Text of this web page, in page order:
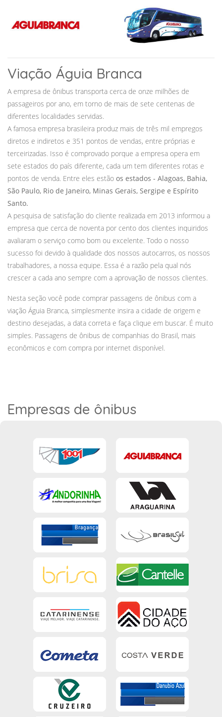
Viação Águia Branca
A empresa de ônibus transporta cerca de onze milhões de
passageiros por ano, em torno de mais de sete centenas de
diferentes localidades servidas.
A famosa empresa brasileira produz mais de três mil empregos
diretos e indiretos e 351 pontos de vendas, entre próprias e
terceirizadas. Isso é comprovado porque a empresa opera em
sete estados do país diferente, cada um tem diferentes rotas e
pontos de venda. Entre eles estão os estados - Alagoas, Bahia,
São Paulo, Rio de Janeiro, Minas Gerais, Sergipe e Espírito
Santo.
A pesquisa de satisfação do cliente realizada em 2013 informou a
empresa que cerca de noventa por cento dos clientes inquiridos
avaliaram o serviço como bom ou excelente. Todo o nosso
sucesso foi devido à qualidade dos nossos autocarros, os nossos
trabalhadores, a nossa equipe. Essa é a razão pela qual nós
crescer a cada ano sempre com a aprovação de nossos clientes.
Nesta seção você pode comprar passagens de ônibus com a
viação Águia Branca, simplesmente insira a cidade de origem e
destino desejadas, a data correta e faça clique em buscar. É muito
simples. Passagens de ônibus de companhias do Brasil, mais
econômicos e com compra por internet disponível.
Empresas de ônibus